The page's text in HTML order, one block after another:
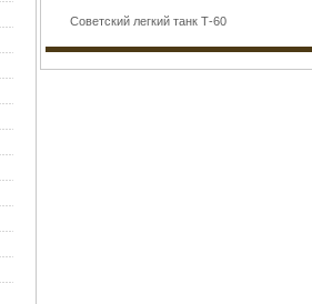
Советский легкий танк Т-60